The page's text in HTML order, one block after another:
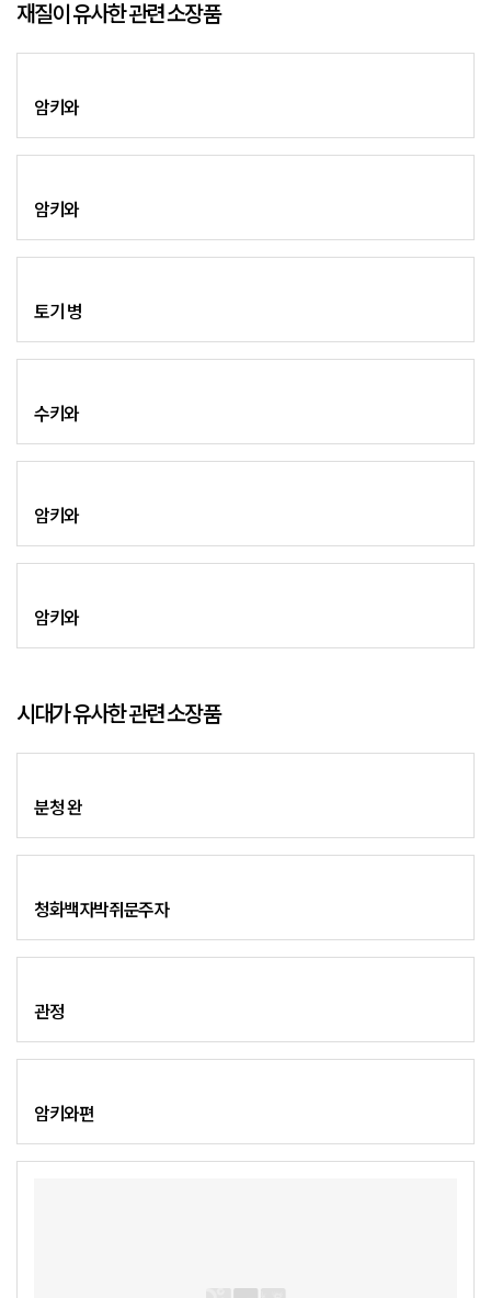
재질이 유사한 관련 소장품
암키와
암키와
토기 병
수키와
암키와
암키와
시대가 유사한 관련 소장품
분청 완
청화백자박쥐문주자
관정
암키와편